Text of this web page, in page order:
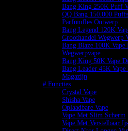
Bang King 250K Puff
QQ Bang 150.000
Parfumfles Ontwerp
Bang Legend 120K
Groothandel Wegwerp
Bang Blaze 100K
Wegwerpvape
Bang King 50K Vape
Bang Leader 45K
Magazijn
# Functies
Crystal Vape
Shisha Vape
Oplaadbare Vape
Vape Met Slim Scherm
Vape Met Verstelbaar